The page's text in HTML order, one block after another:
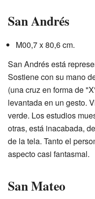
San Andrés
M00,7 x 80,6 cm.
San Andrés está
Sostiene con su mano
(una cruz en forma de
levantada en un gesto.
verde. Los estudios
otras, está inacabada,
de la tela. Tanto el
aspecto casi fantasmal.
San Mateo